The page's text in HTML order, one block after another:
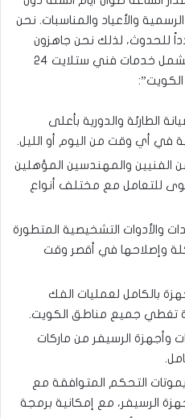
والأعياد والمناسبات. نحن
للحدوث، لذلك نحن جاهزون
دائماً لتلبية احتياجاتكم الطارئة. تشمل خدمات فني ستلايت ٢٤
الطارئة والدورية بأعلى
في أي وقت من اليوم أو الليل.
الفنيين والمهندسين المؤهلين
للتعامل مع مختلف أنواع
والأدوات التشخيصية المتطورة
وإصلاحها في أقصر وقت
بالكامل لعمليات الفك
تغطي جميع مناطق الكويت.
وأجهزة الرسيفر من ماركات
التحكم المتوافقة مع
الرسيفر، مع إمكانية برمجة